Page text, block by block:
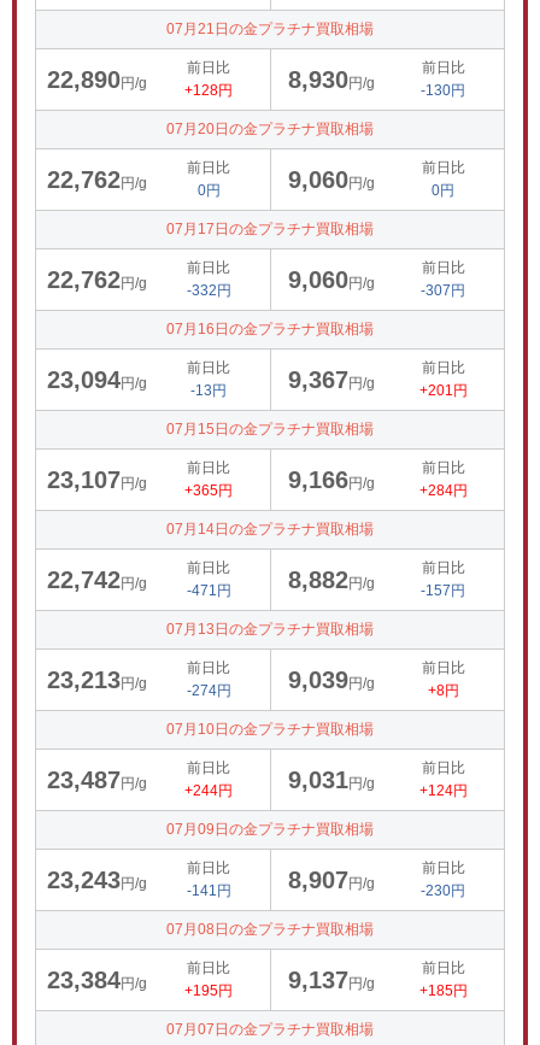
07月21日の金プラチナ買取相場
22,890円/g
前日比
+128円
8,930円/g
前日比
-130円
07月20日の金プラチナ買取相場
22,762円/g
前日比
0円
9,060円/g
前日比
0円
07月17日の金プラチナ買取相場
22,762円/g
前日比
-332円
9,060円/g
前日比
-307円
07月16日の金プラチナ買取相場
23,094円/g
前日比
-13円
9,367円/g
前日比
+201円
07月15日の金プラチナ買取相場
23,107円/g
前日比
+365円
9,166円/g
前日比
+284円
07月14日の金プラチナ買取相場
22,742円/g
前日比
-471円
8,882円/g
前日比
-157円
07月13日の金プラチナ買取相場
23,213円/g
前日比
-274円
9,039円/g
前日比
+8円
07月10日の金プラチナ買取相場
23,487円/g
前日比
+244円
9,031円/g
前日比
+124円
07月09日の金プラチナ買取相場
23,243円/g
前日比
-141円
8,907円/g
前日比
-230円
07月08日の金プラチナ買取相場
23,384円/g
前日比
+195円
9,137円/g
前日比
+185円
07月07日の金プラチナ買取相場